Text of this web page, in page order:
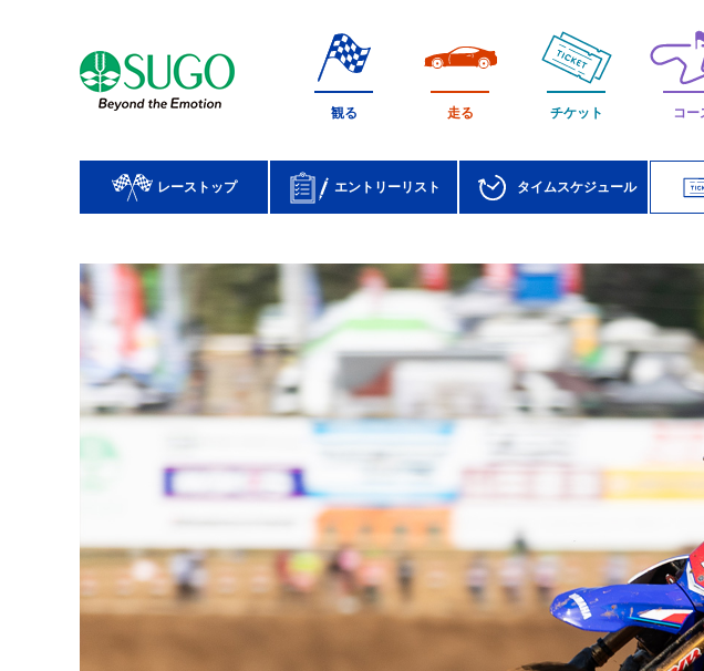
観る 走る チケット コー
レーストップ エントリーリスト タイムスケジュール